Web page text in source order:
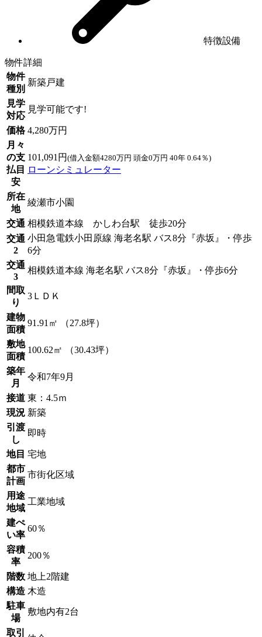
特徴設備
物件詳細
物件
種別
新築戸建
見学
対応
見学可能です!
価格 4,280万円
月々
の支
払目
安
101,091円 (借入金額4280万円 頭金0万円 40年 0.64％)
ローンシミュレーター
所在
地
綾瀬市小園
交通 相模鉄道本線 かしわ台駅 徒歩20分
交通
2
小田急電鉄小田原線 海老名駅 バス8分『赤坂』・停歩
6分
交通
3
相模鉄道本線 海老名駅 バス8分『赤坂』・停歩6分
間取
り
3ＬＤＫ
建物
面積
91.91㎡ （27.8坪）
敷地
面積
100.62㎡ （30.43坪）
築年
月
令和7年9月
接道 東：4.5ｍ
現況 新築
引渡
し
即時
地目 宅地
都市
計画
市街化区域
用途
地域
工業地域
建ぺ
い率
60％
容積
率
200％
階数 地上2階建
構造 木造
駐車
場
敷地内有2台
取引